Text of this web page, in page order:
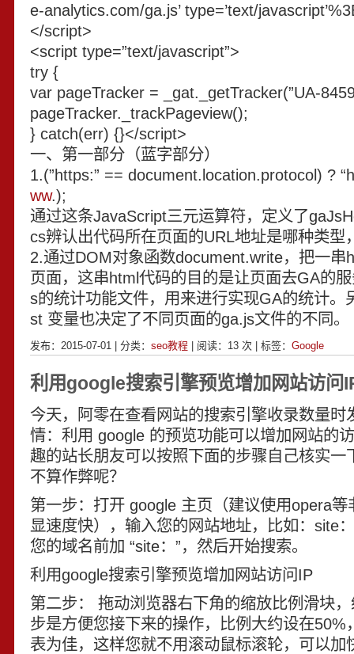
e-analytics.com/ga.js’ type=’text/
</script>
<script type=”text/javascript”>
try {
var pageTracker = _gat._getTracker(”UA-
pageTracker._trackPageview();
} catch(err) {}</script>
一、第一部分（蓝字部分）
1.(”https:” == document.location.protocol) ?
ww.);
通过这条JavaScript三元运算符，定义了
cs辨认出代码所在页面的URL地址是哪种类型
2.通过DOM对象函数document.write，把一串
页面，这串html代码的目的是让页面去GA的
s的统计功能文件，用来进行实现GA的统计。
st 变量也决定了不同页面的ga.js文件的不同。
发布：2015-07-01 | 分类： seo教程| 阅读： 13 次 | 标签： Google
利用google搜索引擎预览增加网站访问
今天，阿零在查看网站的搜索引擎收录数量时
情：利用 google 的预览功能可以增加网站的
趣的站长朋友可以按照下面的步骤自己核实一
不算作弊呢？
第一步：打开 google 主页（建议使用opera
显速度快），输入您的网站地址，比如：site
您的域名前加 “site：”，然后开始搜索。
利用google搜索引擎预览增加网站访问IP
第二步： 拖动浏览器右下角的缩放比例滑块
步是方便您接下来的操作，比例大约设在50%
表为佳，这样您就不用滚动鼠标滚轮，可以加